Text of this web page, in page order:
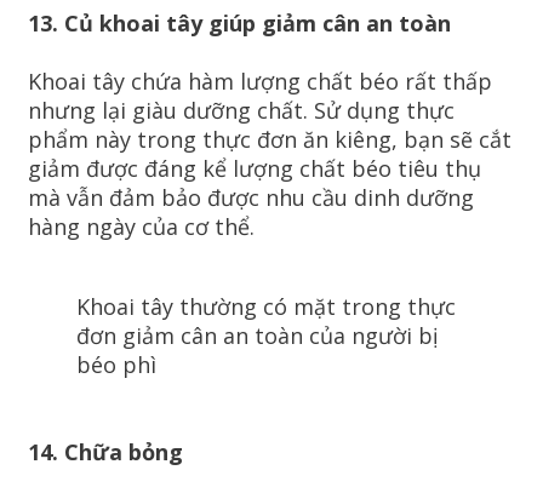
13. Củ khoai tây giúp giảm cân an toàn
Khoai tây chứa hàm lượng chất béo rất thấp
nhưng lại giàu dưỡng chất. Sử dụng thực
phẩm này trong thực đơn ăn kiêng, bạn sẽ cắt
giảm được đáng kể lượng chất béo tiêu thụ
mà vẫn đảm bảo được nhu cầu dinh dưỡng
hàng ngày của cơ thể.
Khoai tây thường có mặt trong thực
đơn giảm cân an toàn của người bị
béo phì
14. Chữa bỏng